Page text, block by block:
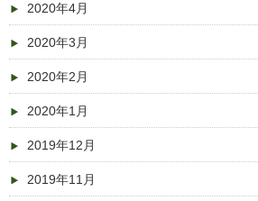
2020年4月
2020年3月
2020年2月
2020年1月
2019年12月
2019年11月